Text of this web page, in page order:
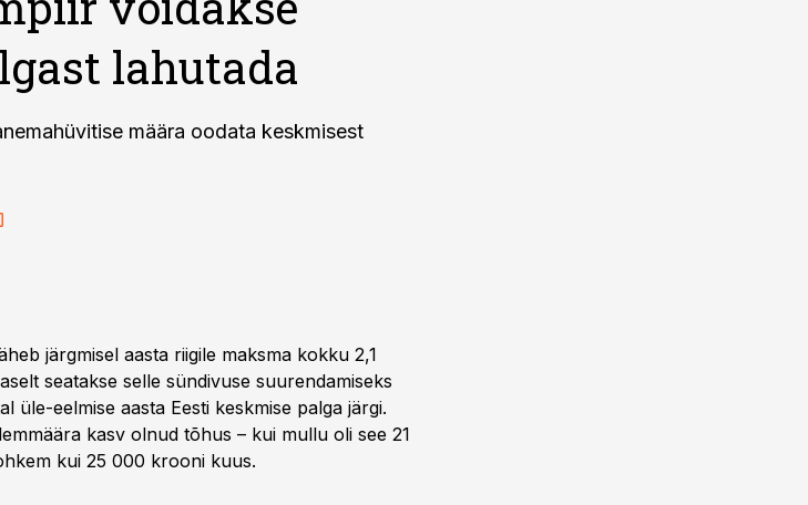
lahutada
määra oodata keskmisest
järgmisel aasta riigile maksma kokku 2,1
seatakse selle sündivuse suurendamiseks
üle-eelmise aasta Eesti keskmise palga järgi.
kasv olnud tõhus – kui mullu oli see 21
kui 25 000 krooni kuus.